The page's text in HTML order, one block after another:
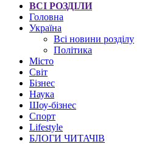
ВСІ РОЗДІЛИ
Головна
Україна
Всі новини розділу
Політика
Місто
Світ
Бізнес
Наука
Шоу-бізнес
Спорт
Lifestyle
БЛОГИ ЧИТАЧІВ